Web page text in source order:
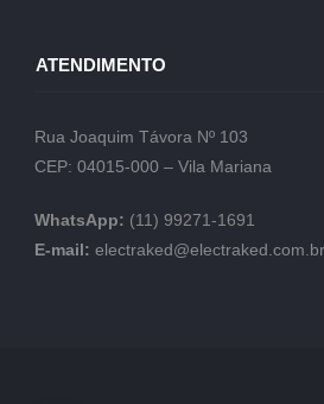
ATENDIMENTO
Rua Joaquim Távora Nº 103
CEP: 04015-000 – Vila Mariana
WhatsApp: (11) 99271-1691
E-mail: electraked@electraked.com.br